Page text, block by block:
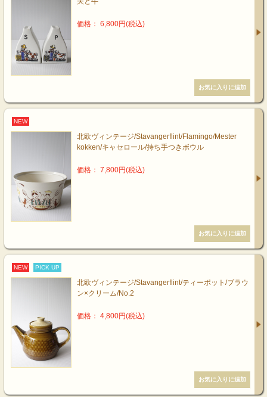
価格： 6,800円(税込)
NEW
北欧ヴィンテージ/Stavangerflint/Flamingo/Mester
kokken/キャセロール/持ち手つきボウル
価格： 7,800円(税込)
NEW PICK UP
北欧ヴィンテージ/Stavangerflint/ティーポット/ブラウ
ン×クリーム/No.2
価格： 4,800円(税込)